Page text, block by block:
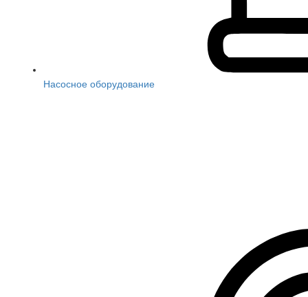
Насосное оборудование